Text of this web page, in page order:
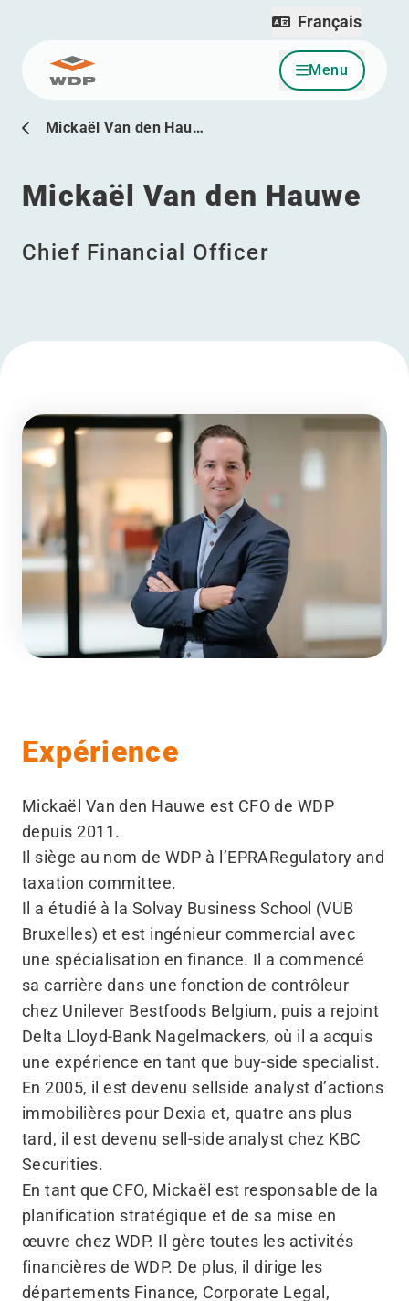
Allez au contenu Menu
Français
Mickaël Van den Hau…
Mickaël Van den Hauwe
Chief Financial Officer
Expérience
Mickaël Van den Hauwe est CFO de WDP
depuis 2011.
Il siège au nom de WDP à l’EPRARegulatory and
taxation committee.
Il a étudié à la Solvay Business School (VUB
Bruxelles) et est ingénieur commercial avec
une spécialisation en finance. Il a commencé
sa carrière dans une fonction de contrôleur
chez Unilever Bestfoods Belgium, puis a rejoint
Delta Lloyd-Bank Nagelmackers, où il a acquis
une expérience en tant que buy-side specialist.
En 2005, il est devenu sellside analyst d’actions
immobilières pour Dexia et, quatre ans plus
tard, il est devenu sell-side analyst chez KBC
Securities.
En tant que CFO, Mickaël est responsable de la
planification stratégique et de sa mise en
œuvre chez WDP. Il gère toutes les activités
financières de WDP. De plus, il dirige les
départements Finance, Corporate Legal,